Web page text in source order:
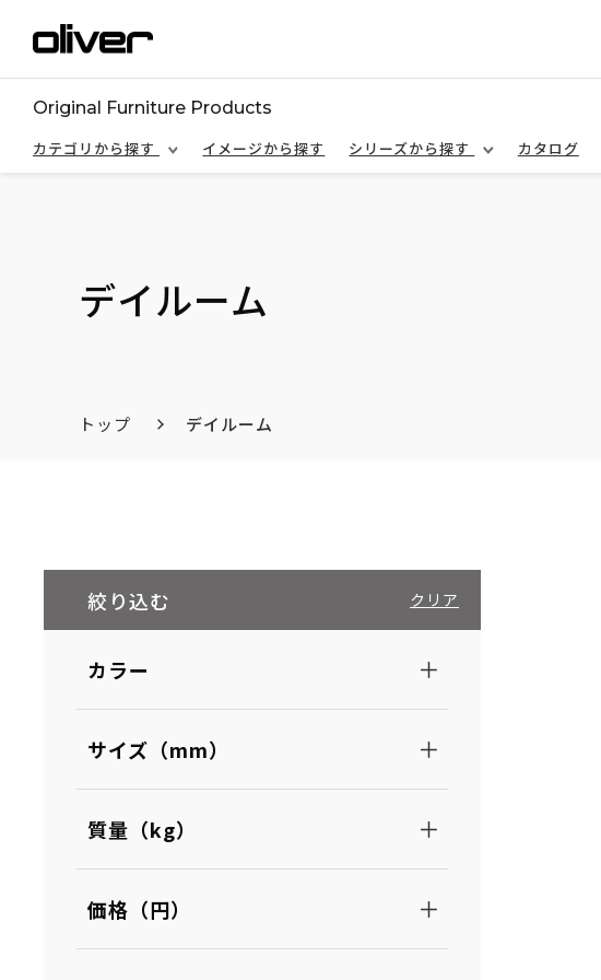
Original Furniture Products
カテゴリから探す
イメージから探す シリーズから探す カタログ
デイルーム
トップ デイルーム
絞り込む クリア
カラー
サイズ（mm）
質量（kg）
価格（円）